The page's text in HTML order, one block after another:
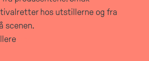
hos utstillerne og fra
scenen.